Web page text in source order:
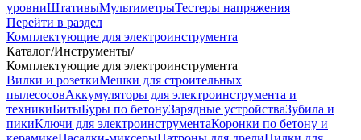
уровниШтативыМультиметрыТестеры напряжения
Перейти в раздел
Комплектующие для электроинструмента
Каталог/Инструменты/
Комплектующие для электроинструмента
Вилки и розеткиМешки для строительных
пылесосовАккумуляторы для электроинструмента и
техникиБитыБуры по бетонуЗарядные устройстваЗубила и
пикиКлючи для электроинструментаКоронки по бетону и